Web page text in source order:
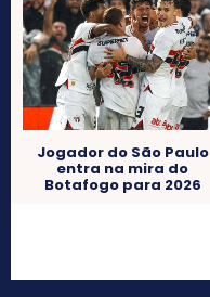
Jogador do São Paulo
entra na mira do
Botafogo para 2026